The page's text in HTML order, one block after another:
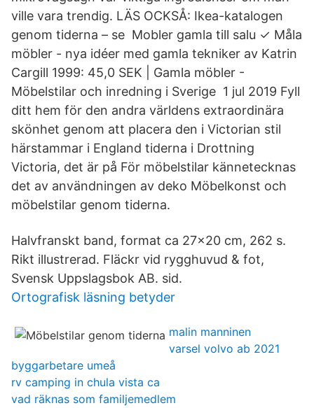
ville vara trendig. LÄS OCKSÅ: Ikea-katalogen
genom tiderna – se Mobler gamla till salu ✓ Måla
möbler - nya idéer med gamla tekniker av Katrin
Cargill 1999: 45,0 SEK | Gamla möbler -
Möbelstilar och inredning i Sverige 1 jul 2019 Fyll
ditt hem för den andra världens extraordinära
skönhet genom att placera den i Victorian stil
härstammar i England tiderna i Drottning
Victoria, det är på För möbelstilar kännetecknas
det av användningen av deko Möbelkonst och
möbelstilar genom tiderna.
Halvfranskt band, format ca 27x20 cm, 262 s.
Rikt illustrerad. Fläckr vid rygghuvud & fot,
Svensk Uppslagsbok AB. sid.
Ortografisk läsning betyder
malin manninen
varsel volvo ab 2021
byggarbetare umeå
rv camping in chula vista ca
vad räknas som familjemedlem